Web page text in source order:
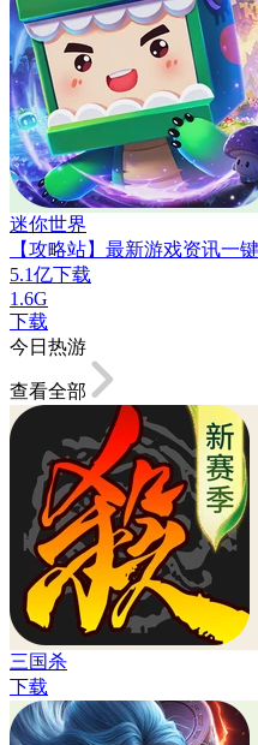
迷你世界
【攻略站】最新游戏资讯一
5.1亿下载
1.6G
下载
今日热游
查看全部
三国杀
下载